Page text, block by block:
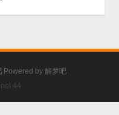
Powered by 解梦吧
44